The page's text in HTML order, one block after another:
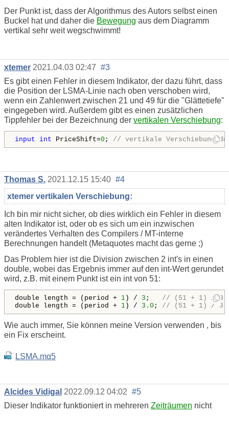
Der Punkt ist, dass der Algorithmus des Autors selbst einen
Buckel hat und daher die Bewegung aus dem Diagramm
vertikal sehr weit wegschwimmt!
xtemer 2021.04.03 02:47 #3
Es gibt einen Fehler in diesem Indikator, der dazu führt, dass
die Position der LSMA-Linie nach oben verschoben wird,
wenn ein Zahlenwert zwischen 21 und 49 für die "Glättetiefe"
eingegeben wird. Außerdem gibt es einen zusätzlichen
Tippfehler bei der Bezeichnung der vertikalen Verschiebung:
input int PriceShift=0 ; // vertikale Verschiebung
Thomas S. 2021.12.15 15:40 #4
xtemer vertikalen Verschiebung:
Ich bin mir nicht sicher, ob dies wirklich ein Fehler in diesem
alten Indikator ist, oder ob es sich um ein inzwischen
verändertes Verhalten des Compilers / MT-interne
Berechnungen handelt (Metaquotes macht das gerne ;)
Das Problem hier ist die Division zwischen 2 int's in einen
double, wobei das Ergebnis immer auf den int-Wert gerundet
wird, z.B. mit einem Punkt ist ein int von 51:
double length = (period + 1 ) / 3 ; // (51 + 1) / 3
double length = (period + 1 ) / 3.0 ; // (51 + 1) /
Wie auch immer, Sie können meine Version verwenden , bis
ein Fix erscheint.
LSMA.mq5
Alcides Vidigal 2022.09.12 04:02 #5
Dieser Indikator funktioniert in mehreren Zeiträumen nicht